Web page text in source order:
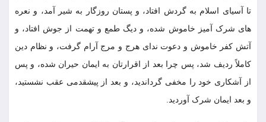
تا آسیاى اسلام به گردش افتاد، و پستان روزگار به شیر آمد، و نعره‏
هاى شرک‏ آمیز خاموش شده، و دیگ طمع و تهمت از جوش افتاد، و
آتش کفر خاموش و دعوت نداى هرج و مرج آرام گرفت، و نظام دین
کاملاً ردیف شد، پس چرا بعد از اقرارتان به ایمان حیران شده، و پس
از آشکارى خود را مخفى گرداندید، و بعد از پیشقدمى عقب نشستید،
و بعد ایمان شرک آوردید.